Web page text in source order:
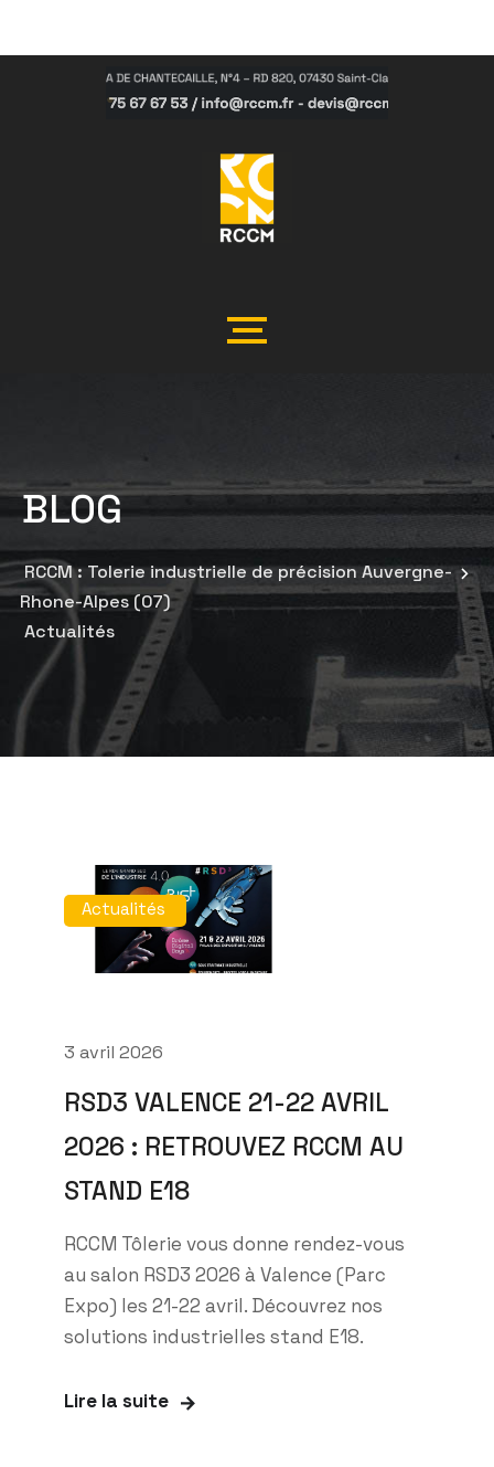
BLOG
RCCM : Tolerie industrielle de précision Auvergne-
Rhone-Alpes (07)
Actualités
Actualités
3 avril 2026
RSD3 VALENCE 21-22 AVRIL
2026 : RETROUVEZ RCCM AU
STAND E18
RCCM Tôlerie vous donne rendez-vous
au salon RSD3 2026 à Valence (Parc
Expo) les 21-22 avril. Découvrez nos
solutions industrielles stand E18.
Lire la suite